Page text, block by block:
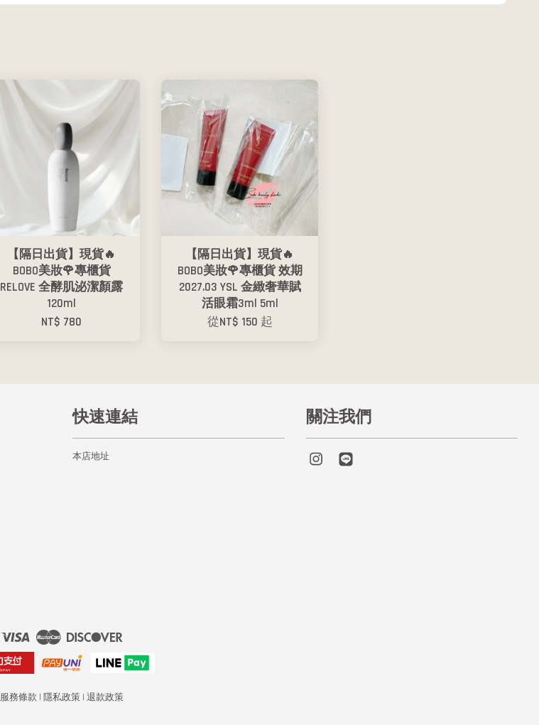
【隔日出貨】現貨🔥
BOBO美妝🌹專櫃貨
RELOVE 全酵肌泌潔顏露
120ml
NT$ 780
【隔日出貨】現貨🔥
BOBO美妝🌹專櫃貨 效期
2027.03 YSL 金緻奢華賦
活眼霜3ml 5ml
從NT$ 150 起
快速連結
本店地址
關注我們
Instagram
Visa Master
服務條款 | 隱私政策 | 退款政策